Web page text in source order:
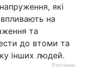
які
на
та
до втоми та
інших людей.
Реклама